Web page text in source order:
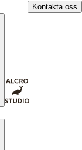
Kontakta oss